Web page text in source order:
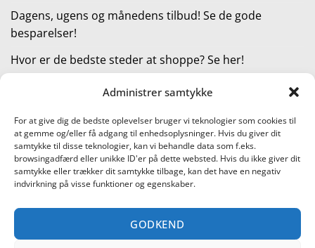
Administrer samtykke
For at give dig de bedste oplevelser bruger vi teknologier som cookies til
at gemme og/eller få adgang til enhedsoplysninger. Hvis du giver dit
samtykke til disse teknologier, kan vi behandle data som f.eks.
browsingadfærd eller unikke ID'er på dette websted. Hvis du ikke giver dit
samtykke eller trækker dit samtykke tilbage, kan det have en negativ
indvirkning på visse funktioner og egenskaber.
GODKEND
Dagens, ugens og månedens tilbud! Se de gode
besparelser!
Hvor er de bedste steder at shoppe? Se her!
Kategorier
Læs vores guide til online shopping
PayPal Stripe
On